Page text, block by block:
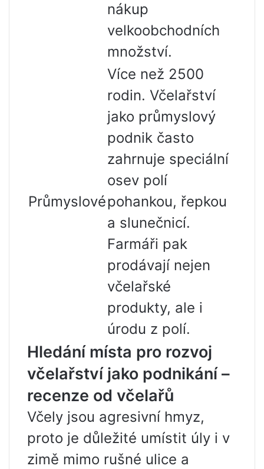
nákup
velkoobchodních
množství.
Průmyslové
Více než 2500
rodin. Včelařství
jako průmyslový
podnik často
zahrnuje speciální
osev polí
pohankou, řepkou
a slunečnicí.
Farmáři pak
prodávají nejen
včelařské
produkty, ale i
úrodu z polí.
Hledání místa pro rozvoj
včelařství jako podnikání –
recenze od včelařů
Včely jsou agresivní hmyz,
proto je důležité umístit úly i v
zimě mimo rušné ulice a